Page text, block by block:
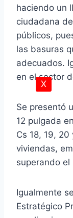
haciendo un
ciudadana
públicos,
las basuras
adecuados.
en el sector
Se presentó
12 pulgada
Cs 18, 19,
viviendas,
superando el
Igualmente
Estratégico
X